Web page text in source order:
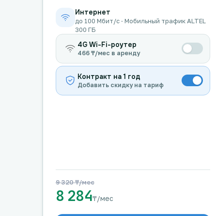
Интернет
до 100 Мбит/с · Мобильный трафик ALTEL
300 ГБ
4G Wi-Fi-роутер
466 ₸/мес в аренду
Контракт на 1 год
Добавить скидку на тариф
9 320 ₸/мес
8 284₸/мес